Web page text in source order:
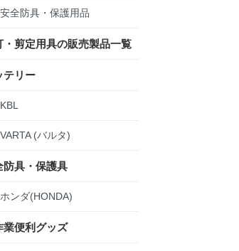
安全防具・保護用品
・剪定用具の販売製品一覧
テリー
KBL
VARTA (バルタ)
防具・保護具
ホンダ(HONDA)
業便利グッズ